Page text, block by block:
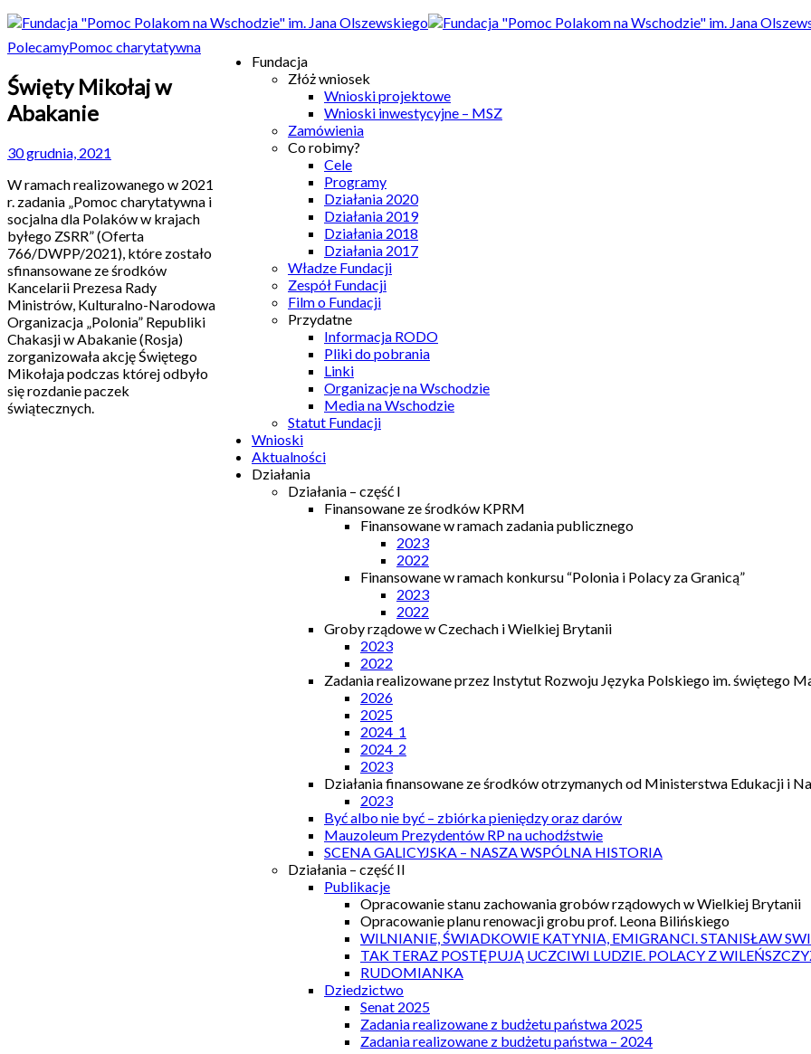
Fundacja
Złóż wniosek
Wnioski projektowe
Wnioski inwestycyjne – MSZ
Zamówienia
Co robimy?
Cele
Programy
Działania 2020
Działania 2019
Działania 2018
Działania 2017
Władze Fundacji
Zespół Fundacji
Film o Fundacji
Przydatne
Informacja RODO
Pliki do pobrania
Linki
Organizacje na Wschodzie
Media na Wschodzie
Statut Fundacji
Wnioski
Aktualności
Działania
Działania – część I
Finansowane ze środków KPRM
Finansowane w ramach zadania publicznego
2023
2022
Finansowane w ramach konkursu “Polonia i Polacy za Granicą”
2023
2022
Groby rządowe w Czechach i Wielkiej Brytanii
2023
2022
Zadania realizowane przez Instytut Rozwoju Języka Polskiego im. świętego
2026
2025
2024_1
2024_2
2023
Działania finansowane ze środków otrzymanych od Ministerstwa Edukacji i
2023
Być albo nie być – zbiórka pieniędzy oraz darów
Mauzoleum Prezydentów RP na uchodźstwie
SCENA GALICYJSKA – NASZA WSPÓLNA HISTORIA
Działania – część II
Publikacje
Opracowanie stanu zachowania grobów rządowych w Wielkiej Brytanii
Opracowanie planu renowacji grobu prof. Leona Bilińskiego
WILNIANIE, ŚWIADKOWIE KATYNIA, EMIGRANCI. STANISŁAW
TAK TERAZ POSTĘPUJĄ UCZCIWI LUDZIE. POLACY Z
RUDOMIANKA
Dziedzictwo
Senat 2025
Zadania realizowane z budżetu państwa 2025
Zadania realizowane z budżetu państwa – 2024
PolecamyPomoc charytatywna
Święty Mikołaj w
Abakanie
30 grudnia, 2021
W ramach realizowanego w 2021
r. zadania „Pomoc charytatywna i
socjalna dla Polaków w krajach
byłego ZSRR” (Oferta
766/DWPP/2021), które zostało
sfinansowane ze środków
Kancelarii Prezesa Rady
Ministrów, Kulturalno-Narodowa
Organizacja „Polonia” Republiki
Chakasji w Abakanie (Rosja)
zorganizowała akcję Świętego
Mikołaja podczas której odbyło
się rozdanie paczek
świątecznych.